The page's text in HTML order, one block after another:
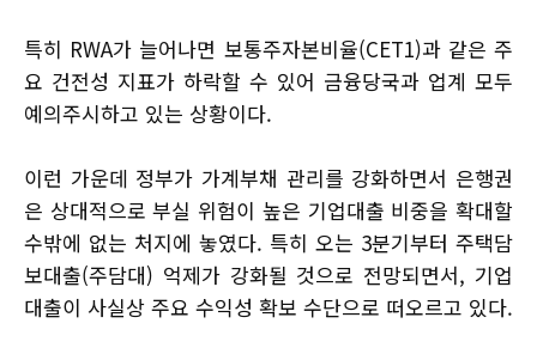
특히 RWA가 늘어나면 보통주자본비율(CET1)과 같은 주
요 건전성 지표가 하락할 수 있어 금융당국과 업계 모두
예의주시하고 있는 상황이다.
이런 가운데 정부가 가계부채 관리를 강화하면서 은행권
은 상대적으로 부실 위험이 높은 기업대출 비중을 확대할
수밖에 없는 처지에 놓였다. 특히 오는 3분기부터 주택담
보대출(주담대) 억제가 강화될 것으로 전망되면서, 기업
대출이 사실상 주요 수익성 확보 수단으로 떠오르고 있다.